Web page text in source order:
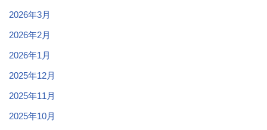
2026年3月
2026年2月
2026年1月
2025年12月
2025年11月
2025年10月